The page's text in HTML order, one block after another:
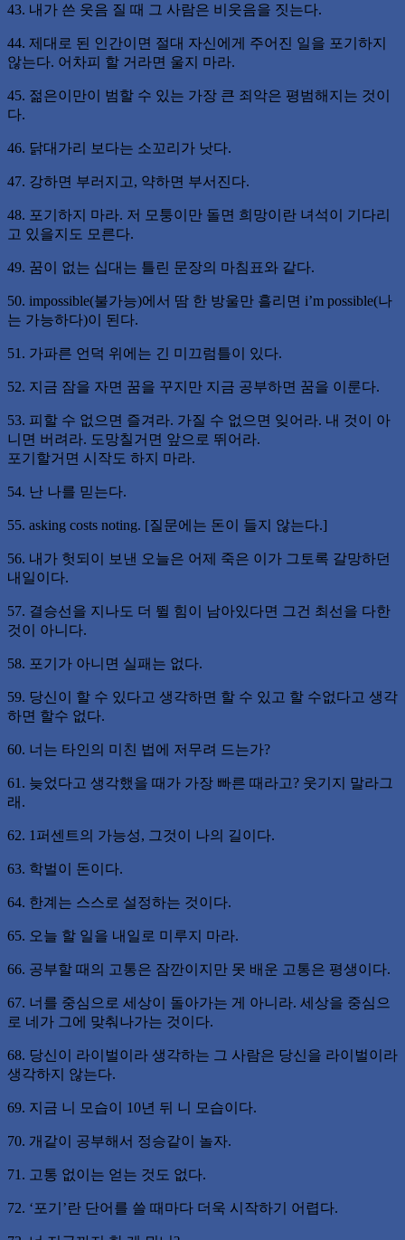
43. 내가 쓴 웃음 질 때 그 사람은 비웃음을 짓는다.
44. 제대로 된 인간이면 절대 자신에게 주어진 일을 포기하지
않는다. 어차피 할 거라면 울지 마라.
45. 젊은이만이 범할 수 있는 가장 큰 죄악은 평범해지는 것이
다.
46. 닭대가리 보다는 소꼬리가 낫다.
47. 강하면 부러지고, 약하면 부서진다.
48. 포기하지 마라. 저 모퉁이만 돌면 희망이란 녀석이 기다리
고 있을지도 모른다.
49. 꿈이 없는 십대는 틀린 문장의 마침표와 같다.
50. impossible(불가능)에서 땀 한 방울만 흘리면 i’m possible(나
는 가능하다)이 된다.
51. 가파른 언덕 위에는 긴 미끄럼틀이 있다.
52. 지금 잠을 자면 꿈을 꾸지만 지금 공부하면 꿈을 이룬다.
53. 피할 수 없으면 즐겨라. 가질 수 없으면 잊어라. 내 것이 아
니면 버려라. 도망칠거면 앞으로 뛰어라.
포기할거면 시작도 하지 마라.
54. 난 나를 믿는다.
55. asking costs noting. [질문에는 돈이 들지 않는다.]
56. 내가 헛되이 보낸 오늘은 어제 죽은 이가 그토록 갈망하던
내일이다.
57. 결승선을 지나도 더 뛸 힘이 남아있다면 그건 최선을 다한
것이 아니다.
58. 포기가 아니면 실패는 없다.
59. 당신이 할 수 있다고 생각하면 할 수 있고 할 수없다고 생각
하면 할수 없다.
60. 너는 타인의 미친 법에 저무려 드는가?
61. 늦었다고 생각했을 때가 가장 빠른 때라고? 웃기지 말라그
래.
62. 1퍼센트의 가능성, 그것이 나의 길이다.
63. 학벌이 돈이다.
64. 한계는 스스로 설정하는 것이다.
65. 오늘 할 일을 내일로 미루지 마라.
66. 공부할 때의 고통은 잠깐이지만 못 배운 고통은 평생이다.
67. 너를 중심으로 세상이 돌아가는 게 아니라. 세상을 중심으
로 네가 그에 맞춰나가는 것이다.
68. 당신이 라이벌이라 생각하는 그 사람은 당신을 라이벌이라
생각하지 않는다.
69. 지금 니 모습이 10년 뒤 니 모습이다.
70. 개같이 공부해서 정승같이 놀자.
71. 고통 없이는 얻는 것도 없다.
72. ‘포기’란 단어를 쓸 때마다 더욱 시작하기 어렵다.